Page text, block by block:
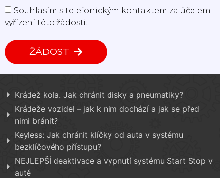
Souhlasím s telefonickým kontaktem za účelem
vyřízení této žádosti.
ŽÁDOST
Krádež kola. Jak chránit disky a pneumatiky?
Krádeže vozidel – jak k nim dochází a jak se před
nimi bránit?
Keyless: Jak chránit klíčky od auta v systému
bezklíčového přístupu?
NEJLEPŠÍ deaktivace a vypnutí systému Start Stop v
autě